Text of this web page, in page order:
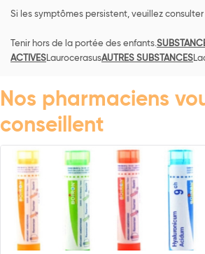
Si les symptômes persistent, veuillez
Tenir hors de la portée des enfants.
ACTIVESLaurocerasusAUTRES SUBSTANCES
Nos pharmaciens
conseillent